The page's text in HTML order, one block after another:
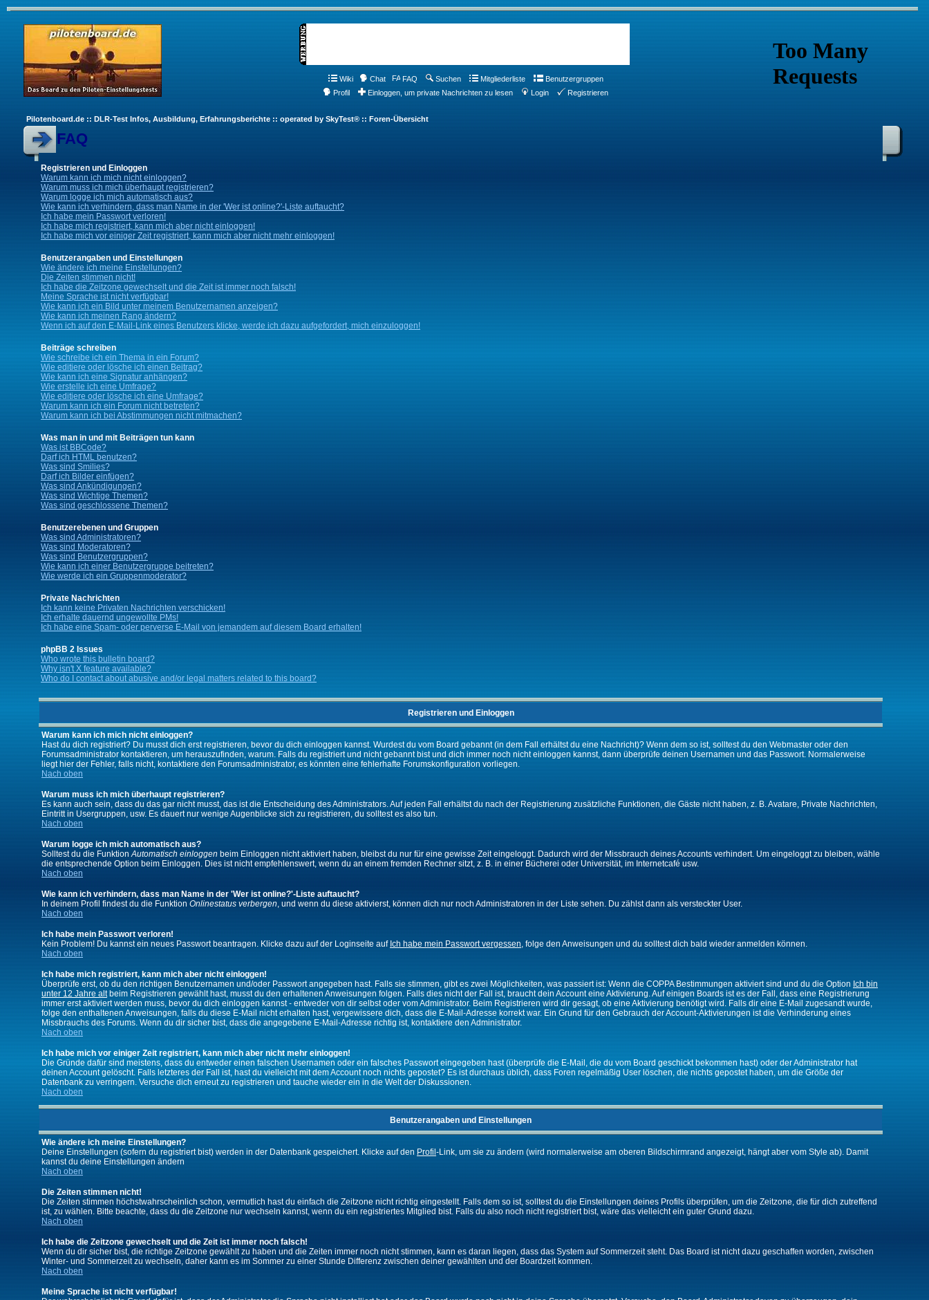
Wiki Chat FAQ Suchen Mitgliederliste
Benutzergruppen
Profil
Einloggen, um private Nachrichten zu lesen Login Registrieren
Pilotenboard.de :: DLR-Test Infos, Ausbildung, Erfahrungsberichte :: operated by SkyTest® :: Foren-Übersicht
FAQ
Registrieren und Einloggen
Warum kann ich mich nicht einloggen?
Warum muss ich mich überhaupt registrieren?
Warum logge ich mich automatisch aus?
Wie kann ich verhindern, dass man Name in der 'Wer ist online?'-Liste auftaucht?
Ich habe mein Passwort verloren!
Ich habe mich registriert, kann mich aber nicht einloggen!
Ich habe mich vor einiger Zeit registriert, kann mich aber nicht mehr einloggen!
Benutzerangaben und Einstellungen
Wie ändere ich meine Einstellungen?
Die Zeiten stimmen nicht!
Ich habe die Zeitzone gewechselt und die Zeit ist immer noch falsch!
Meine Sprache ist nicht verfügbar!
Wie kann ich ein Bild unter meinem Benutzernamen anzeigen?
Wie kann ich meinen Rang ändern?
Wenn ich auf den E-Mail-Link eines Benutzers klicke, werde ich dazu aufgefordert, mich einzuloggen!
Beiträge schreiben
Wie schreibe ich ein Thema in ein Forum?
Wie editiere oder lösche ich einen Beitrag?
Wie kann ich eine Signatur anhängen?
Wie erstelle ich eine Umfrage?
Wie editiere oder lösche ich eine Umfrage?
Warum kann ich ein Forum nicht betreten?
Warum kann ich bei Abstimmungen nicht mitmachen?
Was man in und mit Beiträgen tun kann
Was ist BBCode?
Darf ich HTML benutzen?
Was sind Smilies?
Darf ich Bilder einfügen?
Was sind Ankündigungen?
Was sind Wichtige Themen?
Was sind geschlossene Themen?
Benutzerebenen und Gruppen
Was sind Administratoren?
Was sind Moderatoren?
Was sind Benutzergruppen?
Wie kann ich einer Benutzergruppe beitreten?
Wie werde ich ein Gruppenmoderator?
Private Nachrichten
Ich kann keine Privaten Nachrichten verschicken!
Ich erhalte dauernd ungewollte PMs!
Ich habe eine Spam- oder perverse E-Mail von jemandem auf diesem Board erhalten!
phpBB 2 Issues
Who wrote this bulletin board?
Why isn't X feature available?
Who do I contact about abusive and/or legal matters related to this board?
Registrieren und Einloggen
Warum kann ich mich nicht einloggen?
Hast du dich registriert? Du musst dich erst registrieren, bevor du dich einloggen kannst. Wurdest du vom Board gebannt (in dem Fall erhältst du eine Nachricht)? Wenn dem so ist, solltest du den Webmaster oder den
Forumsadministrator kontaktieren, um herauszufinden, warum. Falls du registriert und nicht gebannt bist und dich immer noch nicht einloggen kannst, dann überprüfe deinen Usernamen und das Passwort. Normalerweise
liegt hier der Fehler, falls nicht, kontaktiere den Forumsadministrator, es könnten eine fehlerhafte Forumskonfiguration vorliegen.
Nach oben
Warum muss ich mich überhaupt registrieren?
Es kann auch sein, dass du das gar nicht musst, das ist die Entscheidung des Administrators. Auf jeden Fall erhältst du nach der Registrierung zusätzliche Funktionen, die Gäste nicht haben, z. B. Avatare, Private Nachrichten,
Eintritt in Usergruppen, usw. Es dauert nur wenige Augenblicke sich zu registrieren, du solltest es also tun.
Nach oben
Warum logge ich mich automatisch aus?
Solltest du die FunktionAutomatisch einloggen beim Einloggen nicht aktiviert haben, bleibst du nur für eine gewisse Zeit eingeloggt. Dadurch wird der Missbrauch deines Accounts verhindert. Um eingeloggt zu bleiben, wähle
die entsprechende Option beim Einloggen. Dies ist nicht empfehlenswert, wenn du an einem fremden Rechner sitzt, z. B. in einer Bücherei oder Universität, im Internetcafé usw.
Nach oben
Wie kann ich verhindern, dass man Name in der 'Wer ist online?'-Liste auftaucht?
In deinem Profil findest du die Funktion Onlinestatus verbergen, und wenn du diese aktivierst, können dich nur noch Administratoren in der Liste sehen. Du zählst dann als versteckter User.
Nach oben
Ich habe mein Passwort verloren!
Kein Problem! Du kannst ein neues Passwort beantragen. Klicke dazu auf der Loginseite auf Ich habe mein Passwort vergessen, folge den Anweisungen und du solltest dich bald wieder anmelden können.
Nach oben
Ich habe mich registriert, kann mich aber nicht einloggen!
Überprüfe erst, ob du den richtigen Benutzernamen und/oder Passwort angegeben hast. Falls sie stimmen, gibt es zwei Möglichkeiten, was passiert ist: Wenn die COPPA Bestimmungen aktiviert sind und du die Option Ich bin
unter 12 Jahre altbeim Registrieren gewählt hast, musst du den erhaltenen Anweisungen folgen. Falls dies nicht der Fall ist, braucht dein Account eine Aktivierung. Auf einigen Boards ist es der Fall, dass eine Registrierung
immer erst aktiviert werden muss, bevor du dich einloggen kannst - entweder von dir selbst oder vom Administrator. Beim Registrieren wird dir gesagt, ob eine Aktivierung benötigt wird. Falls dir eine E-Mail zugesandt wurde,
folge den enthaltenen Anweisungen, falls du diese E-Mail nicht erhalten hast, vergewissere dich, dass die E-Mail-Adresse korrekt war. Ein Grund für den Gebrauch der Account-Aktivierungen ist die Verhinderung eines
Missbrauchs des Forums. Wenn du dir sicher bist, dass die angegebene E-Mail-Adresse richtig ist, kontaktiere den Administrator.
Nach oben
Ich habe mich vor einiger Zeit registriert, kann mich aber nicht mehr einloggen!
Die Gründe dafür sind meistens, dass du entweder einen falschen Usernamen oder ein falsches Passwort eingegeben hast (überprüfe die E-Mail, die du vom Board geschickt bekommen hast) oder der Administrator hat
deinen Account gelöscht. Falls letzteres der Fall ist, hast du vielleicht mit dem Account noch nichts gepostet? Es ist durchaus üblich, dass Foren regelmäßig User löschen, die nichts gepostet haben, um die Größe der
Datenbank zu verringern. Versuche dich erneut zu registrieren und tauche wieder ein in die Welt der Diskussionen.
Nach oben
Benutzerangaben und Einstellungen
Wie ändere ich meine Einstellungen?
Deine Einstellungen (sofern du registriert bist) werden in der Datenbank gespeichert. Klicke auf den Profil -Link, um sie zu ändern (wird normalerweise am oberen Bildschirmrand angezeigt, hängt aber vom Style ab). Damit
kannst du deine Einstellungen ändern
Nach oben
Die Zeiten stimmen nicht!
Die Zeiten stimmen höchstwahrscheinlich schon, vermutlich hast du einfach die Zeitzone nicht richtig eingestellt. Falls dem so ist, solltest du die Einstellungen deines Profils überprüfen, um die Zeitzone, die für dich zutreffend
ist, zu wählen. Bitte beachte, dass du die Zeitzone nur wechseln kannst, wenn du ein registriertes Mitglied bist. Falls du also noch nicht registriert bist, wäre das vielleicht ein guter Grund dazu.
Nach oben
Ich habe die Zeitzone gewechselt und die Zeit ist immer noch falsch!
Wenn du dir sicher bist, die richtige Zeitzone gewählt zu haben und die Zeiten immer noch nicht stimmen, kann es daran liegen, dass das System auf Sommerzeit steht. Das Board ist nicht dazu geschaffen worden, zwischen
Winter- und Sommerzeit zu wechseln, daher kann es im Sommer zu einer Stunde Differenz zwischen deiner gewählten und der Boardzeit kommen.
Nach oben
Meine Sprache ist nicht verfügbar!